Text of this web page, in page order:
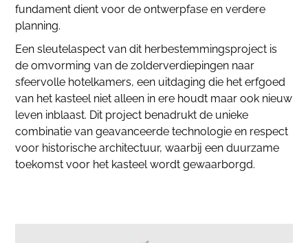
fundament dient voor de ontwerpfase en verdere
planning.
Een sleutelaspect van dit herbestemmingsproject is
de omvorming van de zolderverdiepingen naar
sfeervolle hotelkamers, een uitdaging die het erfgoed
van het kasteel niet alleen in ere houdt maar ook nieuw
leven inblaast. Dit project benadrukt de unieke
combinatie van geavanceerde technologie en respect
voor historische architectuur, waarbij een duurzame
toekomst voor het kasteel wordt gewaarborgd.